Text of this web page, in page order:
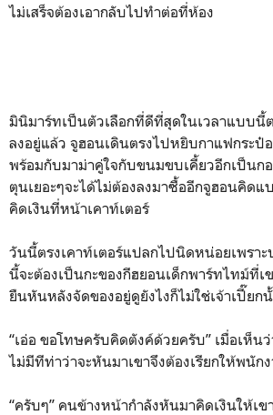
ไม่เสร็จต้องเอากลับไปทำต่อที่ห้อง
มินิมาร์ทเป็นตัวเลือกที่ดีที่สุดในเวลาแบบนี้
ลงอยู่แล้ว จูฮอนเดินตรงไปหยิบกาแฟกระป๋
พร้อมกับมาม่าคู่ใจกับขนมขบเคี้ยวอีกเป็นก
ตุนเยอะๆจะได้ไม่ต้องลงมาซื้ออีกจูฮอนคิด
คิดเงินที่หน้าเคาท์เตอร์
วันนี้ตรงเคาท์เตอร์แปลกไปนิดหน่อยเพรา
นี้จะต้องเป็นกะของกีฮยอนเด็กพาร์ทไทม์ที่
ยืนหันหลังจัดของอยู่ดูยังไงก็ไม่ใช่เจ้าเปี๊ยก
“เอ่อ ขอโทษครับคิดตังค์ด้วยครับ” เมื่อเห็น
ไม่มีทีท่าว่าจะหันมาเขาจึงต้องเรียกให้พนั
“ครับๆ” คนข้างหน้ากำลังหันมาคิดเงินให้เข